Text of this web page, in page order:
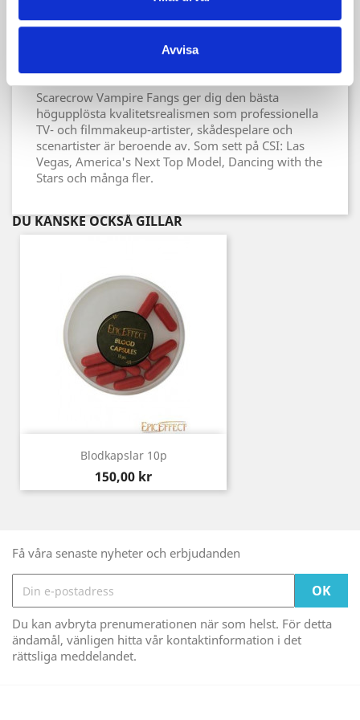
Avvisa
extra redskap och inget kokande vatten behövs.
När de väl är anpassade passar huggtänderna med
knäppa på eller av dem, snabbt och enkelt (ingen
Scarecrow Vampire Fangs ger dig den bästa
högupplösta kvalitetsrealismen som professionella
TV- och filmmakeup-artister, skådespelare och
scenartister är beroende av. Som sett på CSI: Las
Vegas, America's Next Top Model, Dancing with the
Stars och många fler.
DU KANSKE OCKSÅ GILLAR
Blodkapslar 10p
Pris
150,00 kr
Få våra senaste nyheter och erbjudanden
Du kan avbryta prenumerationen när som helst. För detta
ändamål, vänligen hitta vår kontaktinformation i det
rättsliga meddelandet.